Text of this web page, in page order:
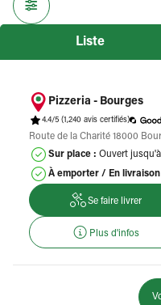
Liste
Pizzeria - Bourges
4.4/5 (1,240 avis certifiés)
Route de la Charité 18000
Sur place : Ouvert
À emporter / En livraison
Se faire livrer
Plus d'infos